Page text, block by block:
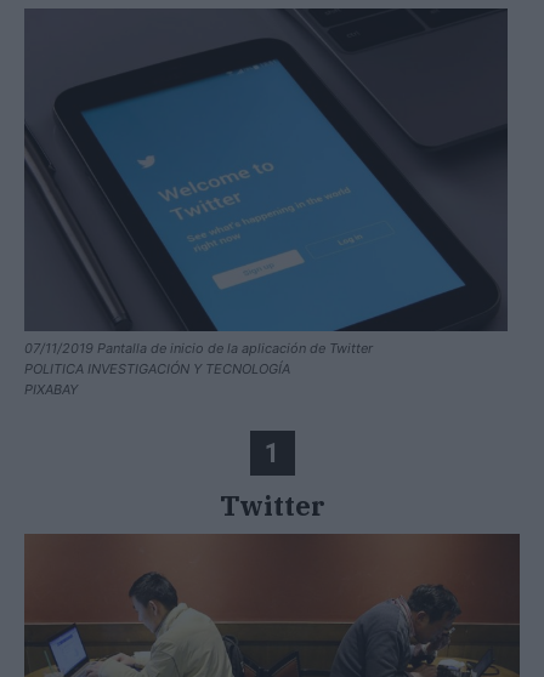
07/11/2019 Pantalla de inicio de la aplicación de Twitter
POLITICA INVESTIGACIÓN Y TECNOLOGÍA
PIXABAY
1
Twitter